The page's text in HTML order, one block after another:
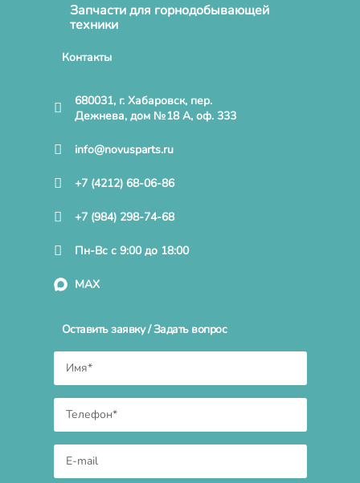
Запчасти для горнодобывающей
техники
Контакты
680031, г. Хабаровск, пер.
Дежнева, дом №18 А, оф. 333
info@novusparts.ru
+7 (4212) 68-06-86
+7 (984) 298-74-68
Пн-Вс с 9:00 до 18:00
MAX
Оставить заявку / Задать вопрос